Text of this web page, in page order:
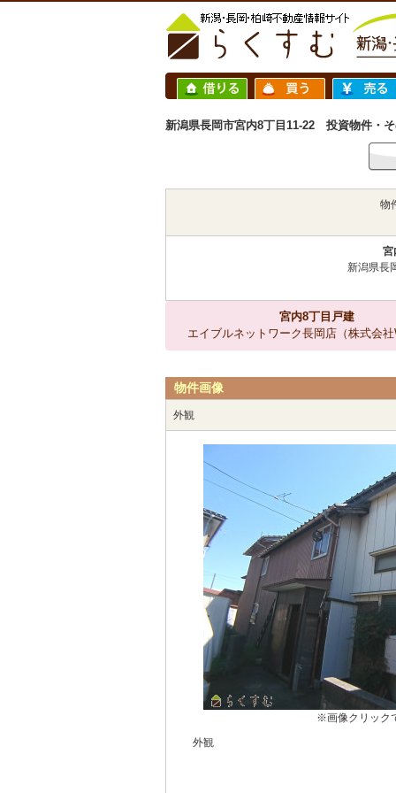
新潟県長岡市宮内8丁目11-22 投資物件・
物
宮
新潟県長
宮内8丁目戸建
エイブルネットワーク長岡店（株式会
物件画像
外観
※画像クリック
外観